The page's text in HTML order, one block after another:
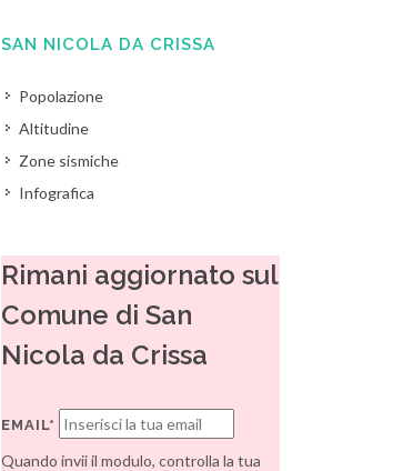
SAN NICOLA DA CRISSA
Popolazione
Altitudine
Zone sismiche
Infografica
Rimani aggiornato sul
Comune di San
Nicola da Crissa
EMAIL*
Quando invii il modulo, controlla la tua